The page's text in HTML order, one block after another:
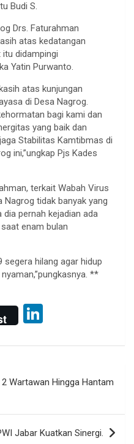
Budi S.
Drs. Faturahman
atas kedatangan
itu didampingi
Yatin Purwanto.
atas kunjungan
di Desa Nagrog.
bagi kami dan
yang baik dan
Stabilitas Kamtibmas di
ini,”ungkap Pjs Kades
terkait Wabah Virus
Nagrog tidak banyak yang
pernah kejadian ada
enam bulan
segera hilang agar hidup
**
ke
dI
n
Wartawan Hingga Hantam
Jabar Kuatkan Sinergi.